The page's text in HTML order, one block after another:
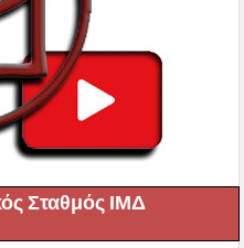
Σταθμός ΙΜΔ